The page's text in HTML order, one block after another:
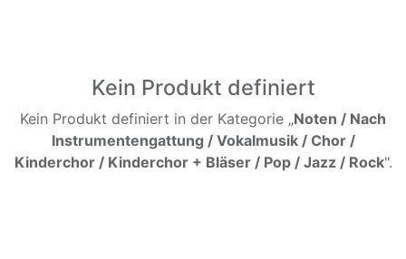
Kein Produkt definiert
Kein Produkt definiert in der Kategorie „Noten / Nach
Instrumentengattung / Vokalmusik / Chor /
Kinderchor / Kinderchor + Bläser / Pop / Jazz / Rock".